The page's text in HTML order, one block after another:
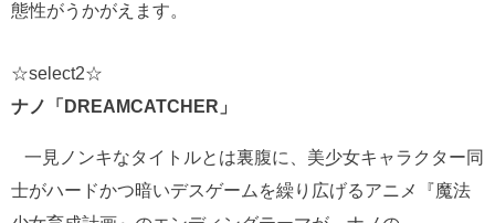
態性がうかがえます。
☆select2☆
ナノ「DREAMCATCHER」
一見ノンキなタイトルとは裏腹に、美少女キャラクター同
士がハードかつ暗いデスゲームを繰り広げるアニメ『魔法